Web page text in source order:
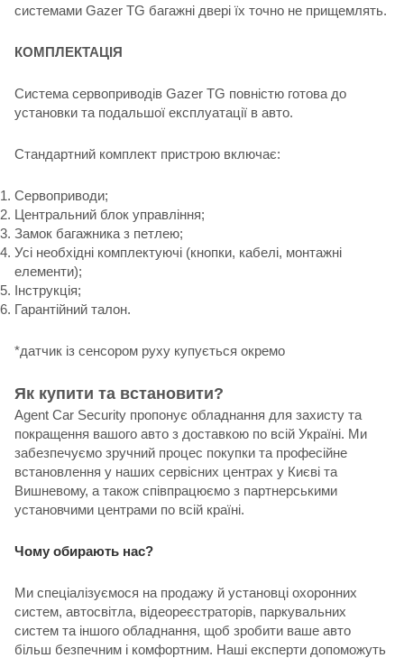
системами Gazer TG багажні двері їх точно не прищемлять.
КОМПЛЕКТАЦІЯ
Система сервоприводів Gazer TG повністю готова до
установки та подальшої експлуатації в авто.
Стандартний комплект пристрою включає:
Сервоприводи;
Центральний блок управління;
Замок багажника з петлею;
Усі необхідні комплектуючі (кнопки, кабелі, монтажні
елементи);
Інструкція;
Гарантійний талон.
*датчик із сенсором руху купується окремо
Як купити та встановити?
Agent Car Security пропонує обладнання для захисту та
покращення вашого авто з доставкою по всій Україні. Ми
забезпечуємо зручний процес покупки та професійне
встановлення у наших сервісних центрах у Києві та
Вишневому, а також співпрацюємо з партнерськими
установчими центрами по всій країні.
Чому обирають нас?
Ми спеціалізуємося на продажу й установці охоронних
систем, автосвітла, відеореєстраторів, паркувальних
систем та іншого обладнання, щоб зробити ваше авто
більш безпечним і комфортним. Наші експерти допоможуть